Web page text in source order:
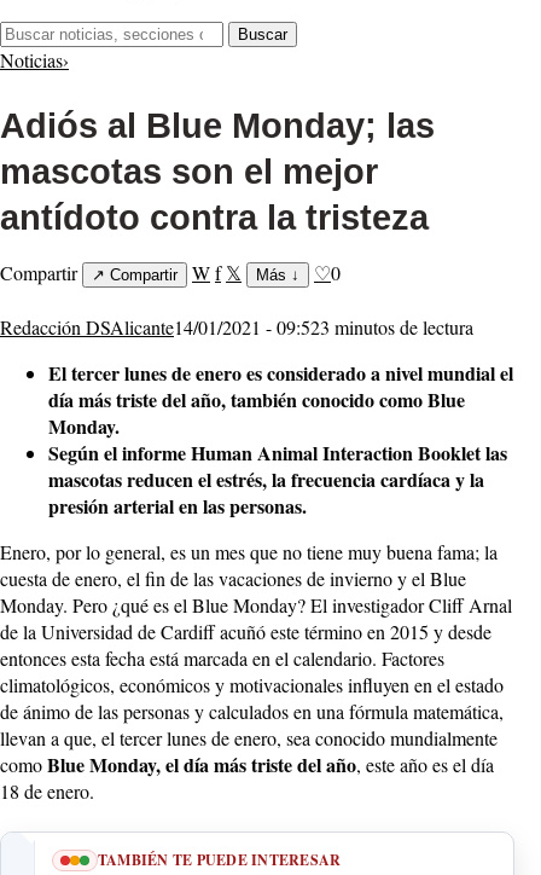
Buscar:
Buscar
Noticias›
Adiós al Blue Monday; las
mascotas son el mejor
antídoto contra la tristeza
Compartir ↗ Compartir Wf 𝕏 Más ↓ ♡0
Redacción DSAlicante14/01/2021 - 09:523 minutos de lectura
El tercer lunes de enero es considerado a nivel mundial el
día más triste del año, también conocido como Blue
Monday.
Según el informe Human Animal Interaction Booklet las
mascotas reducen el estrés, la frecuencia cardíaca y la
presión arterial en las personas.
Enero, por lo general, es un mes que no tiene muy buena fama; la
cuesta de enero, el fin de las vacaciones de invierno y el Blue
Monday. Pero ¿qué es el Blue Monday? El investigador Cliff Arnal
de la Universidad de Cardiff acuñó este término en 2015 y desde
entonces esta fecha está marcada en el calendario. Factores
climatológicos, económicos y motivacionales influyen en el estado
de ánimo de las personas y calculados en una fórmula matemática,
llevan a que, el tercer lunes de enero, sea conocido mundialmente
comoBlue Monday, el día más triste del año, este año es el día
18 de enero.
TAMBIÉN TE PUEDE INTERESAR